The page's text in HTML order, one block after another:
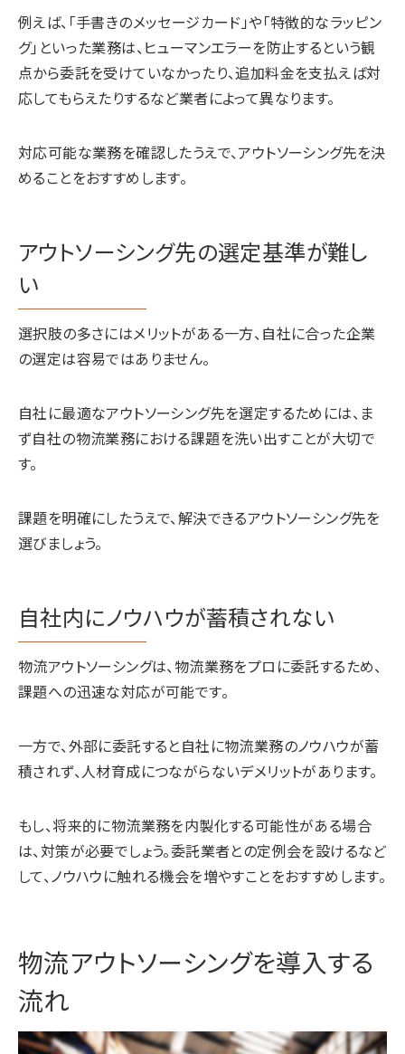
例えば、「手書きのメッセージカード」や「特徴的なラッピン
グ」といった業務は、ヒューマンエラーを防止するという観
点から委託を受けていなかったり、追加料金を支払えば対
応してもらえたりするなど業者によって異なります。
対応可能な業務を確認したうえで、アウトソーシング先を決
めることをおすすめします。
アウトソーシング先の選定基準が難し
い
選択肢の多さにはメリットがある一方、自社に合った企業
の選定は容易ではありません。
自社に最適なアウトソーシング先を選定するためには、ま
ず自社の物流業務における課題を洗い出すことが大切で
す。
課題を明確にしたうえで、解決できるアウトソーシング先を
選びましょう。
自社内にノウハウが蓄積されない
物流アウトソーシングは、物流業務をプロに委託するため、
課題への迅速な対応が可能です。
一方で、外部に委託すると自社に物流業務のノウハウが蓄
積されず、人材育成につながらないデメリットがあります。
もし、将来的に物流業務を内製化する可能性がある場合
は、対策が必要でしょう。委託業者との定例会を設けるなど
して、ノウハウに触れる機会を増やすことをおすすめします。
物流アウトソーシングを導入する
流れ